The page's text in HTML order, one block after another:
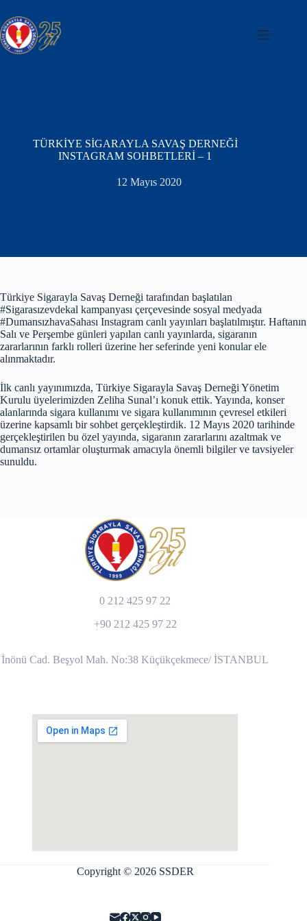
to
content
TÜRKİYE SİGARAYLA SAVAŞ DERNEĞİ
INSTAGRAM SOHBETLERİ – 1
12 Mayıs 2020
Türkiye Sigarayla Savaş Derneği tarafından başlatılan
#Sigarasızevdekal kampanyası çerçevesinde sosyal medyada
#DumansızhavaSahası Instagram canlı yayınları başlatılmıştır. Haftanın
Salı ve Perşembe günleri yapılan canlı yayınlarda, sigaranın
zararlarının farklı rolleri üzerine her seferinde yeni konular ele
alınmaktadır.
İlk canlı yayınımızda, Türkiye Sigarayla Savaş Derneği Yönetim
Kurulu üyelerimizden Zeliha Sunal’ı konuk ettik. Yayında, konser
alanlarında sigara kullanımı ve sigara kullanımının çevresel etkileri
üzerine kapsamlı bir sohbet gerçekleştirdik. 12 Mayıs 2020 tarihinde
gerçekleştirilen bu özel yayında, sigaranın zararlarını azaltmak ve
dumansız ortamlar oluşturmak amacıyla önemli bilgiler ve tavsiyeler
sunuldu.
0 212 425 97 22
+90 212 425 97 22
İnönü Cad. Beşyol Mah. No:38 Küçükçekmece/ İSTANBUL
Copyright © 2026 SSDER